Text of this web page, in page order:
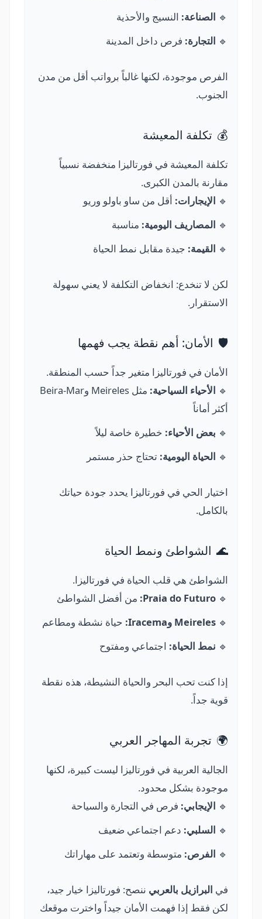
🔹 الصناعة: النسيج والأحذية
🔹 التجارة: فرص داخل المدينة
الفرص موجودة، لكنها غالباً برواتب أقل من مدن
الجنوب.
💰 تكلفة المعيشة
تكلفة المعيشة في فورتاليزا منخفضة نسبياً
مقارنة بالمدن الكبرى.
🔹 الإيجارات: أقل من ساو باولو وريو
🔹 المصاريف اليومية: مناسبة
🔹 القيمة: جيدة مقابل نمط الحياة
لكن لا تنخدع: انخفاض التكلفة لا يعني سهولة
الاستقرار.
🛡️ الأمان: أهم نقطة يجب فهمها
الأمان في فورتاليزا متغير جداً حسب المنطقة.
🔹 الأحياء السياحية:
مثل Meireles وBeira-Mar
أكثر أماناً
🔹 بعض الأحياء: خطيرة خاصة ليلاً
🔹 الحياة اليومية: تحتاج حذر مستمر
اختيار الحي في فورتاليزا يحدد جودة حياتك
بالكامل.
🌊 الشواطئ ونمط الحياة
الشواطئ هي قلب الحياة في فورتاليزا.
🔹
Praia do Futuro: من أفضل الشواطئ
🔹 Meireles وIracema:
حياة نشطة ومطاعم
🔹 نمط الحياة: اجتماعي ومفتوح
إذا كنت تحب البحر والحياة النشيطة، هذه نقطة
قوية جداً.
🌍 تجربة المهاجر العربي
الجالية العربية في فورتاليزا ليست كبيرة، لكنها
موجودة بشكل محدود.
🔹 الإيجابي: فرص في التجارة والسياحة
🔹 السلبي: دعم اجتماعي ضعيف
🔹 الفرص: متوسطة وتعتمد على مهاراتك
في البرازيل بالعربي ننصح: فورتاليزا خيار جيد،
لكن فقط إذا فهمت الأمان جيداً واخترت موقعك